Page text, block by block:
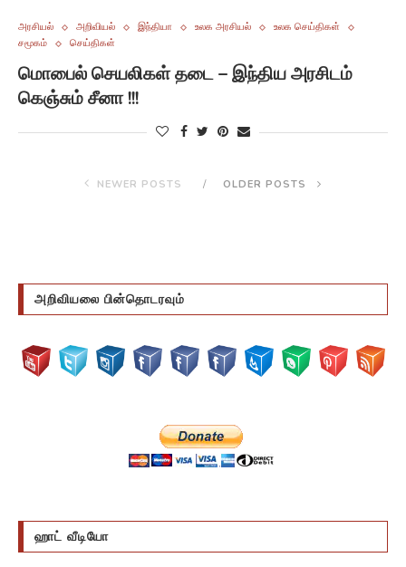
அரசியல் அறிவியல் இந்தியா உலக அரசியல்
உலக செய்திகள்
சமூகம்
செய்திகள்
மொபைல் செயலிகள் தடை – இந்திய அரசிடம்
கெஞ்சும் சீனா !!!
NEWER POSTS OLDER POSTS
அறிவியலை பின்தொடரவும்
ஹாட் வீடியோ